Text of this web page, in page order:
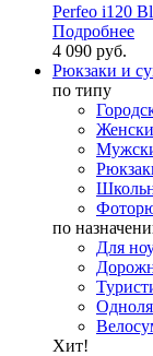
Perfeo i120
Подробнее
4 090 руб.
Рюкзаки и
по типу
по
Для
Хит!